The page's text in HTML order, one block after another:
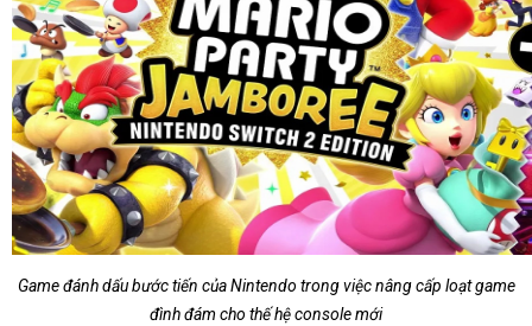
Game đánh dấu bước tiến của Nintendo trong việc nâng cấp loạt game
đình đám cho thế hệ console mới